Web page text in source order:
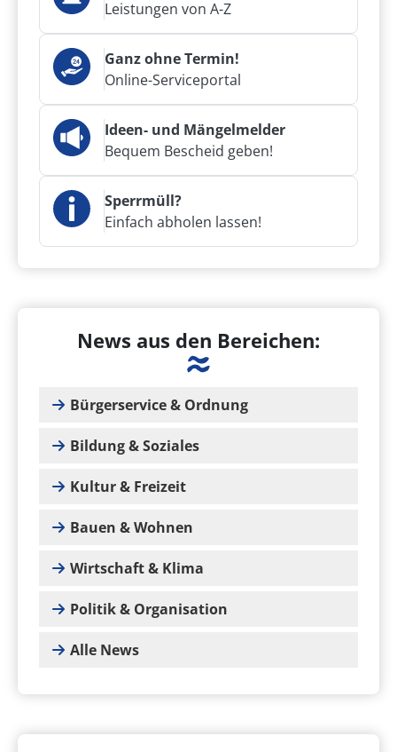
Leistungen von A-Z
Ganz ohne Termin!
Online-Serviceportal
Ideen- und Mängelmelder
Bequem Bescheid geben!
Sperrmüll?
Einfach abholen lassen!
News aus den Bereichen:
Bürgerservice & Ordnung
Bildung & Soziales
Kultur & Freizeit
Bauen & Wohnen
Wirtschaft & Klima
Politik & Organisation
Alle News